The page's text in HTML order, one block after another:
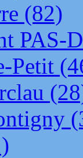
(82)
PAS-
Petit